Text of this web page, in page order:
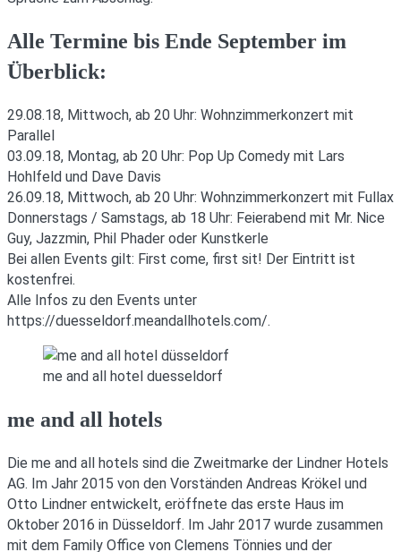
Alle Termine bis Ende September im
Überblick:
29.08.18, Mittwoch, ab 20 Uhr: Wohnzimmerkonzert mit
Parallel
03.09.18, Montag, ab 20 Uhr: Pop Up Comedy mit Lars
Hohlfeld und Dave Davis
26.09.18, Mittwoch, ab 20 Uhr: Wohnzimmerkonzert mit Fullax
Donnerstags / Samstags, ab 18 Uhr: Feierabend mit Mr. Nice
Guy, Jazzmin, Phil Phader oder Kunstkerle
Bei allen Events gilt: First come, first sit! Der Eintritt ist
kostenfrei.
Alle Infos zu den Events unter
https://duesseldorf.meandallhotels.com/.
me and all hotel duesseldorf
me and all hotels
Die me and all hotels sind die Zweitmarke der Lindner Hotels
AG. Im Jahr 2015 von den Vorständen Andreas Krökel und
Otto Lindner entwickelt, eröffnete das erste Haus im
Oktober 2016 in Düsseldorf. Im Jahr 2017 wurde zusammen
mit dem Family Office von Clemens Tönnies und der